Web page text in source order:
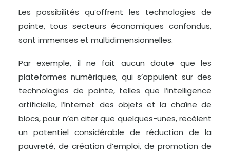
Les possibilités qu’offrent les technologies de
pointe, tous secteurs économiques confondus,
sont immenses et multidimensionnelles.
Par exemple, il ne fait aucun doute que les
plateformes numériques, qui s’appuient sur des
technologies de pointe, telles que l’intelligence
artificielle, l’Internet des objets et la chaîne de
blocs, pour n’en citer que quelques-unes, recèlent
un potentiel considérable de réduction de la
pauvreté, de création d’emploi, de promotion de